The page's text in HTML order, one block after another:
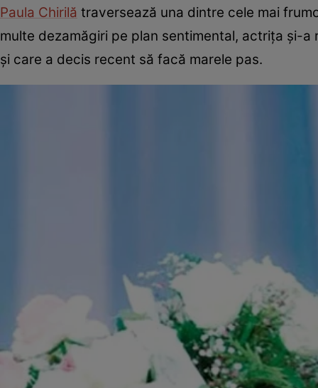
Paula Chirilă traversează una dintre cele mai
multe dezamăgiri pe plan sentimental, actrița și-
și care a decis recent să facă marele pas.